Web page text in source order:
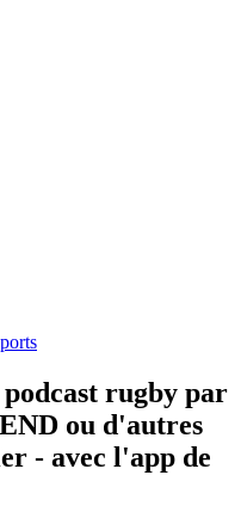
rugby par
ou d'autres
- avec l'app de